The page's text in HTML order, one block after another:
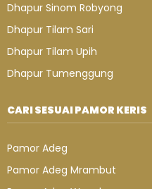
Dhapur Sinom Robyong
Dhapur Tilam Sari
Dhapur Tilam Upih
Dhapur Tumenggung
CARI SESUAI PAMOR KERIS
Pamor Adeg
Pamor Adeg Mrambut